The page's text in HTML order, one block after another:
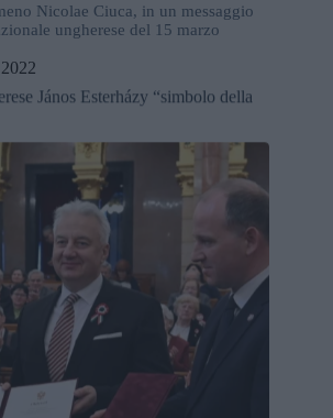
Nicolae Ciuca, in un messaggio
ungherese del 15 marzo
János Esterházy “simbolo della